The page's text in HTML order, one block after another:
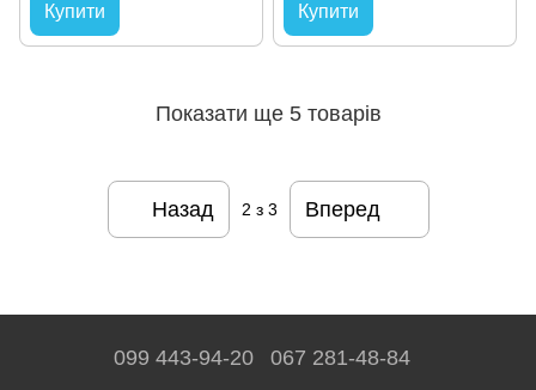
Купити Купити
Показати ще 5 товарів
Назад 2 з 3 Вперед
099 443-94-20 067 281-48-84